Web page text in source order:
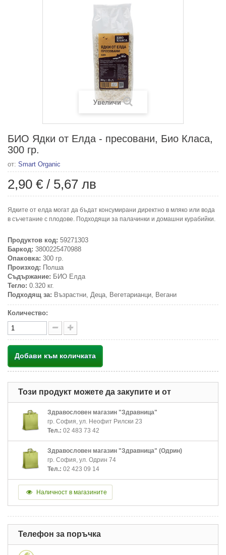
Увеличи
БИО Ядки от Елда - пресовани, Био Класа,
300 гр.
от: Smart Organic
2,90 € / 5,67 лв
Ядките от елда могат да бъдат консумирани директно в мляко или вода
в съчетание с плодове. Подходящи за палачинки и домашни курабийки.
Продуктов код: 59271303
Баркод: 3800225470988
Опаковка: 300 гр.
Произход: Полша
Съдържание: БИО Елда
Тегло: 0.320 кг.
Подходящ за: Възрастни, Деца, Вегетарианци, Вегани
Количество:
Добави към количката
Този продукт можете да закупите и от
Здравословен магазин "Здравница"
гр. София, ул. Неофит Рилски 23
Тел.: 02 483 73 42
Здравословен магазин "Здравница" (Одрин)
гр. София, ул. Одрин 74
Тел.: 02 423 09 14
Наличност в магазините
Телефон за поръчка